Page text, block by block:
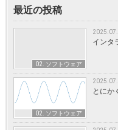
最近の投稿
02. ソフトウェア
インタ
02. ソフトウェア
とにか